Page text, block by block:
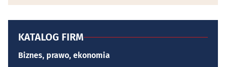
KATALOG FIRM
Biznes, prawo, ekonomia